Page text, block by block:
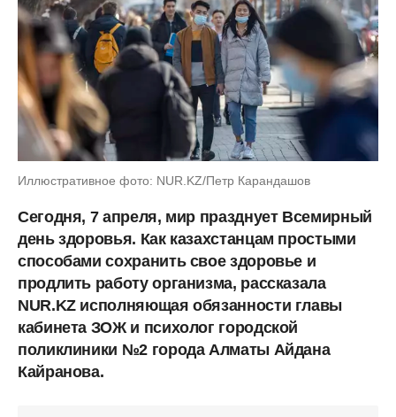
Иллюстративное фото: NUR.KZ/Петр Карандашов
Сегодня, 7 апреля, мир празднует Всемирный
день здоровья. Как казахстанцам простыми
способами сохранить свое здоровье и
продлить работу организма, рассказала
NUR.KZ исполняющая обязанности главы
кабинета ЗОЖ и психолог городской
поликлиники №2 города Алматы Айдана
Кайранова.